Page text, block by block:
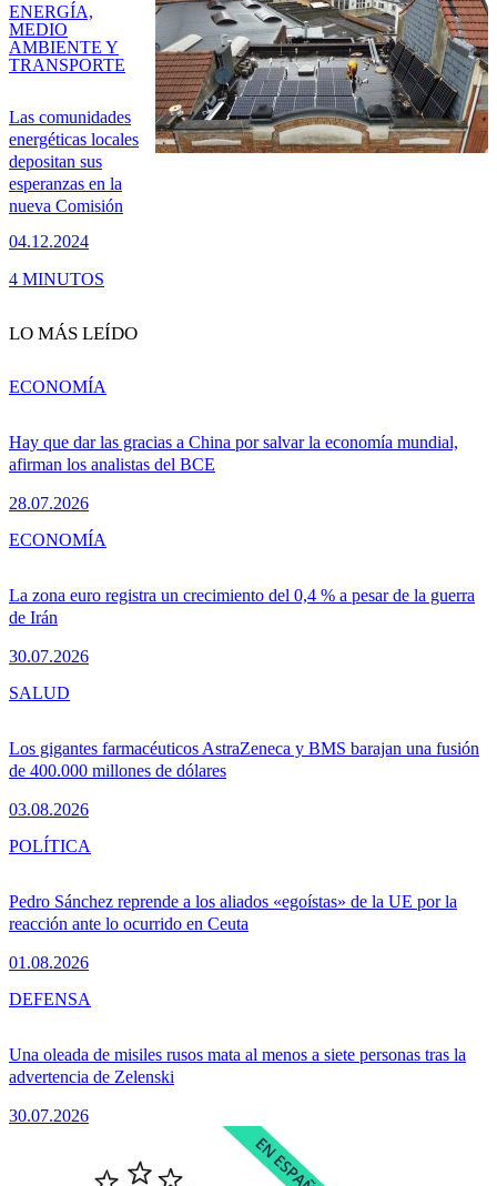
Las comunidades
energéticas locales
depositan sus
esperanzas en la
nueva Comisión
04.12.2024
ENERGÍA,
MEDIO
AMBIENTE Y
TRANSPORTE
4 MINUTOS
LO MÁS LEÍDO
Hay que dar las gracias a China por salvar la economía mundial,
afirman los analistas del BCE
28.07.2026
ECONOMÍA
La zona euro registra un crecimiento del 0,4 % a pesar de la guerra
de Irán
30.07.2026
ECONOMÍA
Los gigantes farmacéuticos AstraZeneca y BMS barajan una fusión
de 400.000 millones de dólares
03.08.2026
SALUD
Pedro Sánchez reprende a los aliados «egoístas» de la UE por la
reacción ante lo ocurrido en Ceuta
01.08.2026
POLÍTICA
Una oleada de misiles rusos mata al menos a siete personas tras la
advertencia de Zelenski
30.07.2026
DEFENSA